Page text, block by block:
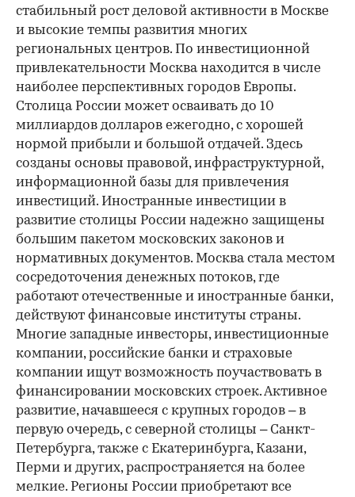
стабильный рост деловой активности в Москве
и высокие темпы развития многих
региональных центров. По инвестиционной
привлекательности Москва находится в числе
наиболее перспективных городов Европы.
Столица России может осваивать до 10
миллиардов долларов ежегодно, с хорошей
нормой прибыли и большой отдачей. Здесь
созданы основы правовой, инфраструктурной,
информационной базы для привлечения
инвестиций. Иностранные инвестиции в
развитие столицы России надежно защищены
большим пакетом московских законов и
нормативных документов. Москва стала местом
сосредоточения денежных потоков, где
работают отечественные и иностранные банки,
действуют финансовые институты страны.
Многие западные инвесторы, инвестиционные
компании, российские банки и страховые
компании ищут возможность поучаствовать в
финансировании московских строек. Активное
развитие, начавшееся с крупных городов – в
первую очередь, с северной столицы – Санкт-
Петербурга, также с Екатеринбурга, Казани,
Перми и других, распространяется на более
мелкие. Регионы России приобретают все